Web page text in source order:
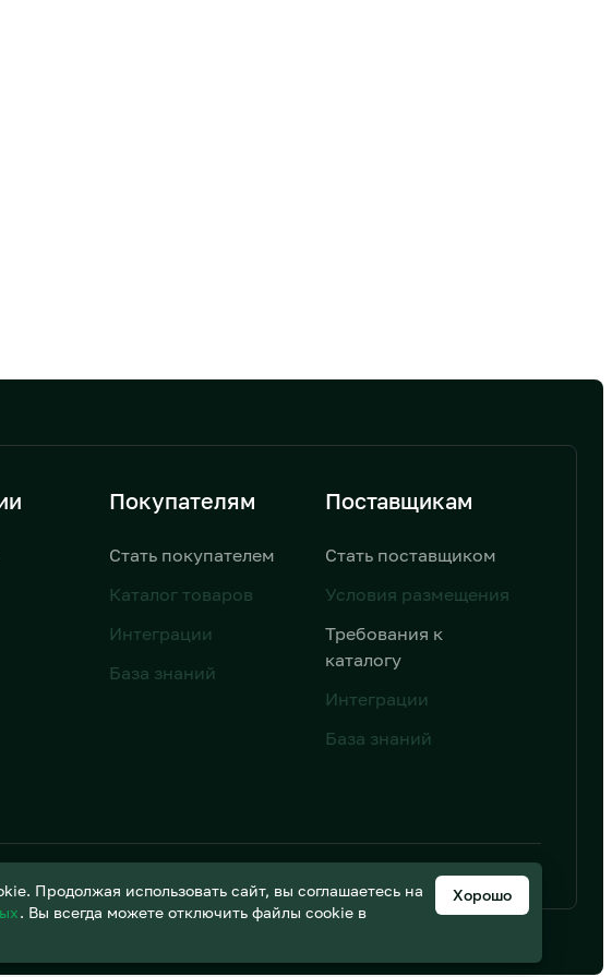
Покупателям
Стать покупателем
Каталог товаров
Интеграции
База знаний
Поставщикам
Стать поставщиком
Условия размещения
Требования к
каталогу
Интеграции
База знаний
Дизайн от AIC
Продолжая использовать сайт, вы соглашаетесь на
. Вы всегда можете отключить файлы cookie в
Хорошо